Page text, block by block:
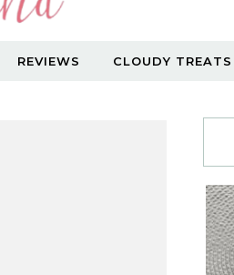
REVIEWS CLOUDY TREATS